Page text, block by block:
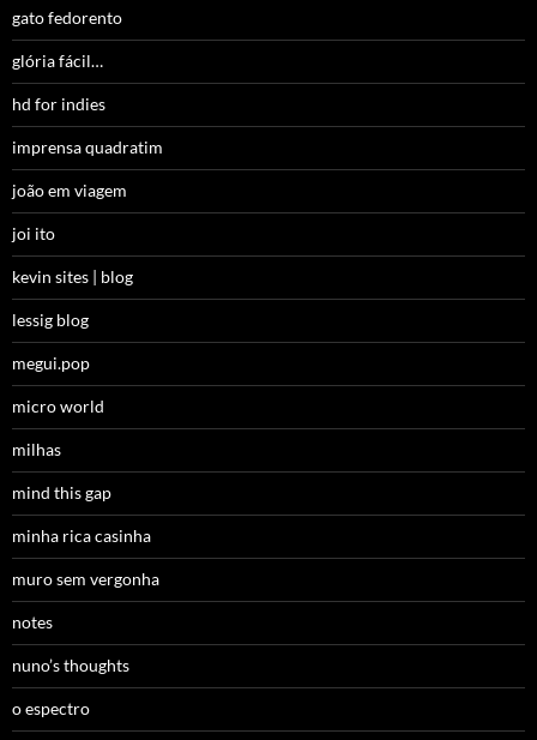
gato fedorento
glória fácil…
hd for indies
imprensa quadratim
joão em viagem
joi ito
kevin sites | blog
lessig blog
megui.pop
micro world
milhas
mind this gap
minha rica casinha
muro sem vergonha
notes
nuno’s thoughts
o espectro